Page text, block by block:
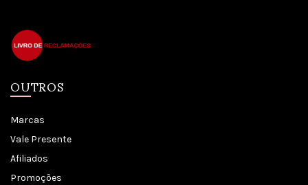
OUTROS
Marcas
Vale Presente
Afiliados
Promoções